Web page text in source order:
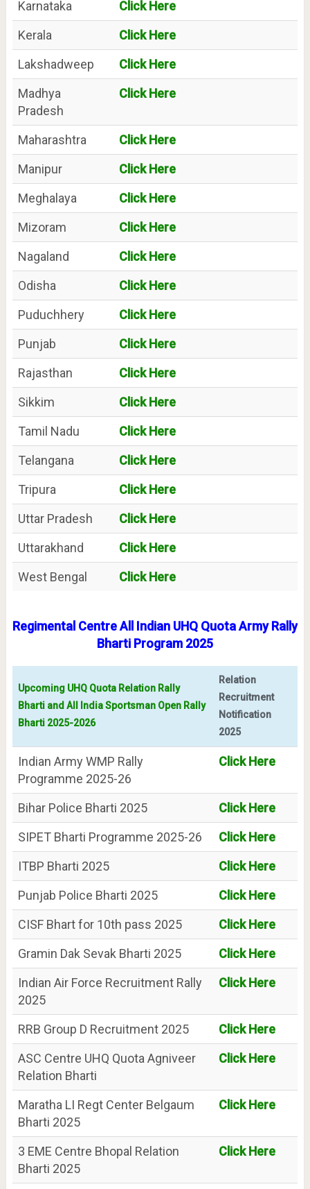
Karnataka
Click Here
Kerala
Click Here
Lakshadweep
Click Here
Madhya
Pradesh
Click Here
Maharashtra
Click Here
Manipur
Click Here
Meghalaya
Click Here
Mizoram
Click Here
Nagaland
Click Here
Odisha
Click Here
Puduchhery
Click Here
Punjab
Click Here
Rajasthan
Click Here
Sikkim
Click Here
Tamil Nadu
Click Here
Telangana
Click Here
Tripura
Click Here
Uttar Pradesh
Click Here
Uttarakhand
Click Here
West Bengal
Click Here
Regimental Centre All Indian UHQ Quota Army Rally
Bharti Program 2025
Upcoming UHQ Quota Relation Rally
Bharti and All India Sportsman Open Rally
Bharti 2025-2026
Relation
Recruitment
Notification
2025
Indian Army WMP Rally
Programme 2025-26
Click Here
Bihar Police Bharti 2025
Click Here
SIPET Bharti Programme 2025-26
Click Here
ITBP Bharti 2025
Click Here
Punjab Police Bharti 2025
Click Here
CISF Bhart for 10th pass 2025
Click Here
Gramin Dak Sevak Bharti 2025
Click Here
Indian Air Force Recruitment Rally
2025
Click Here
RRB Group D Recruitment 2025
Click Here
ASC Centre UHQ Quota Agniveer
Relation Bharti
Click Here
Maratha LI Regt Center Belgaum
Bharti 2025
Click Here
3 EME Centre Bhopal Relation
Bharti 2025
Click Here